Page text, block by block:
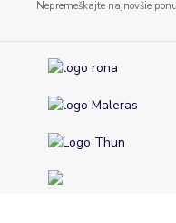
Nepremeškajte najnovšie